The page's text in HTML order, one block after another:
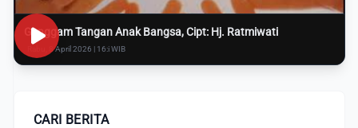
Genggam Tangan Anak Bangsa, Cipt: Hj. Ratmiwati
Rabu, 8 April 2026 | 16:i WIB
CARI BERITA